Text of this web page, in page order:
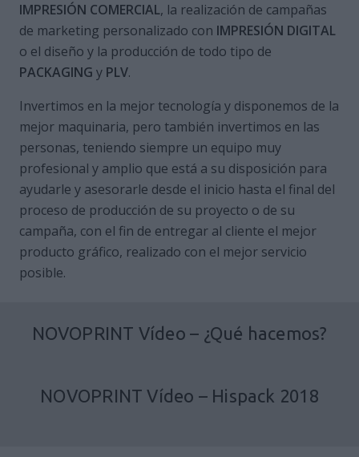
IMPRESIÓN COMERCIAL, la realización de campañas
de marketing personalizado con IMPRESIÓN DIGITAL
o el diseño y la producción de todo tipo de
PACKAGING y PLV.
Invertimos en la mejor tecnología y disponemos de la
mejor maquinaria, pero también invertimos en las
personas, teniendo siempre un equipo muy
profesional y amplio que está a su disposición para
ayudarle y asesorarle desde el inicio hasta el final del
proceso de producción de su proyecto o de su
campaña, con el fin de entregar al cliente el mejor
producto gráfico, realizado con el mejor servicio
posible.
NOVOPRINT Vídeo – ¿Qué hacemos?
NOVOPRINT Vídeo – Hispack 2018